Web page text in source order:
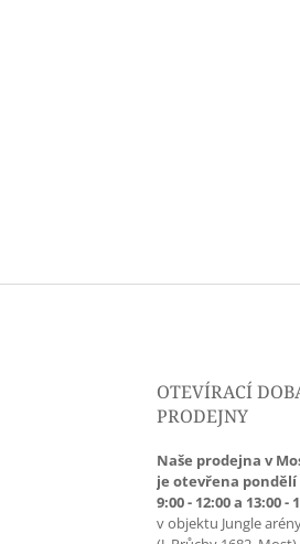
OTEVÍRACÍ
PRODEJNY
Naše prodejna v
je otevřena pondělí
9:00 - 12:00 a 13:00 -
v objektu Jungle